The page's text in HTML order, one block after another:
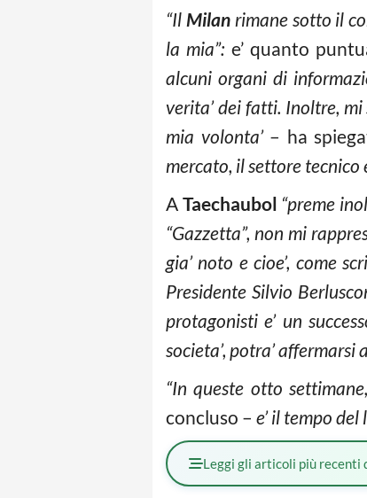
“Il Milanrimane sotto il
la mia”: e’ quanto
alcuni organi di
verita’ dei fatti. Inoltre,
mia volonta’– ha
mercato, il settore tecnico
A Taechaubol “preme
“Gazzetta”, non mi
gia’ noto e cioe’, come
Presidente Silvio
protagonisti e’ un
societa’, potra’ affermarsi
“In queste otto
concluso – e’ il tempo
Leggi gli articoli più recenti